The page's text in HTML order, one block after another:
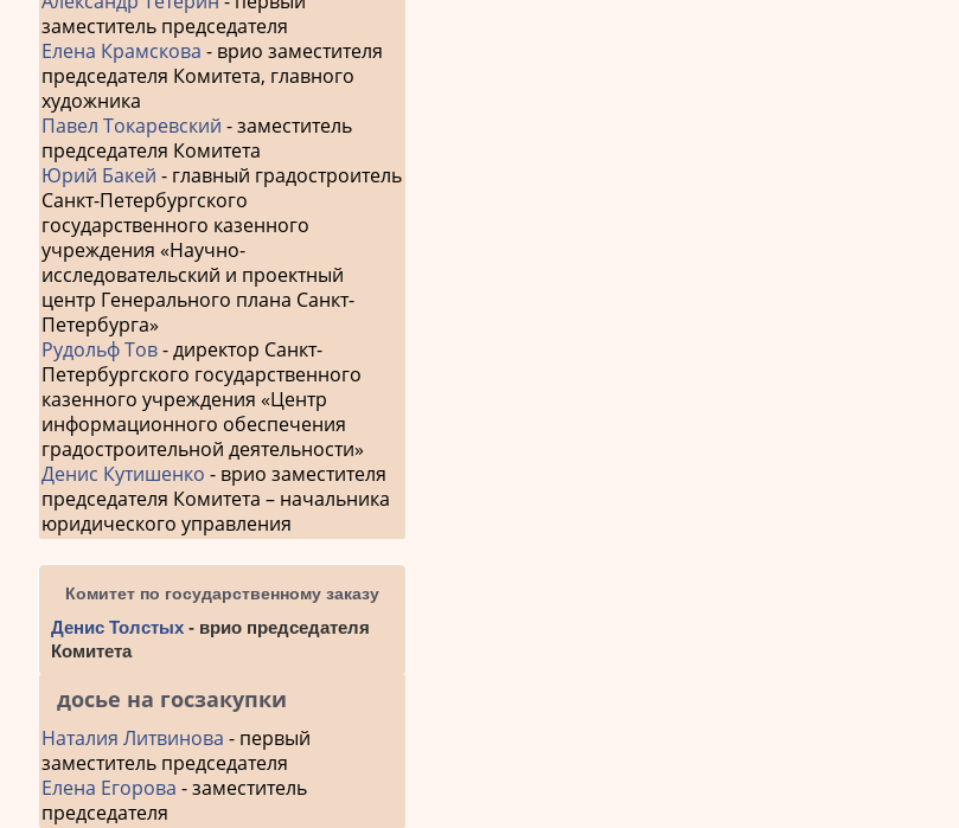
заместитель председателя
Елена Крамскова - врио заместителя
председателя Комитета, главного
художника
Павел Токаревский - заместитель
председателя Комитета
Юрий Бакей - главный градостроитель
Санкт-Петербургского
государственного казенного
учреждения «Научно-
исследовательский и проектный
центр Генерального плана Санкт-
Петербурга»
Рудольф Тов- директор Санкт-
Петербургского государственного
казенного учреждения «Центр
информационного обеспечения
градостроительной деятельности»
Денис Кутишенко - врио заместителя
председателя Комитета – начальника
юридического управления
Комитет по государственному заказу
Денис Толстых - врио председателя
Комитета
досье на госзакупки
Наталия Литвинова - первый
заместитель председателя
Елена Егорова - заместитель
председателя